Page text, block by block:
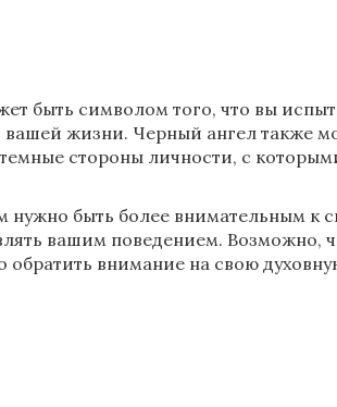
быть символом того, что вы
жизни. Черный ангел также
стороны личности, с
нужно быть более внимательным к
вашим поведением. Возможно,
внимание на свою